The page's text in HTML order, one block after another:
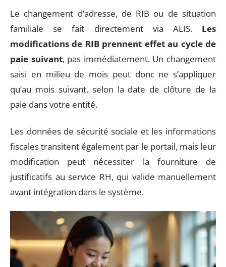
Le changement d’adresse, de RIB ou de situation
familiale se fait directement via ALIS. Les
modifications de RIB prennent effet au cycle de
paie suivant, pas immédiatement. Un changement
saisi en milieu de mois peut donc ne s’appliquer
qu’au mois suivant, selon la date de clôture de la
paie dans votre entité.
Les données de sécurité sociale et les informations
fiscales transitent également par le portail, mais leur
modification peut nécessiter la fourniture de
justificatifs au service RH, qui valide manuellement
avant intégration dans le système.